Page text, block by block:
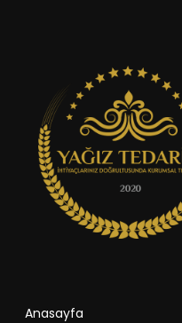
Anasayfa